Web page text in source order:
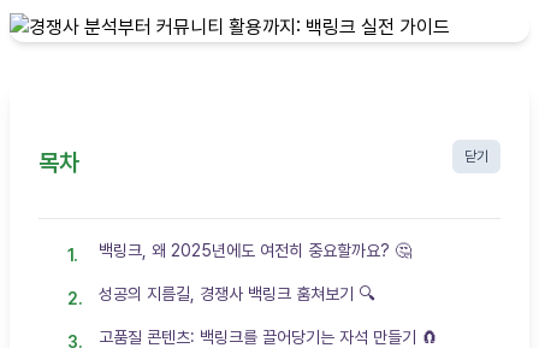
목차 닫기
백링크, 왜 2025년에도 여전히 중요할까요? 🤔
성공의 지름길, 경쟁사 백링크 훔쳐보기 🔍
고품질 콘텐츠: 백링크를 끌어당기는 자석 만들기 🧲